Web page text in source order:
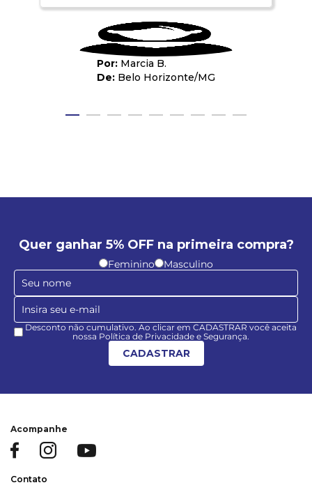
Marcia B.
Belo Horizonte/MG
Quer ganhar 5% OFF na primeira compra?
Feminino Masculino
Desconto não cumulativo. Ao clicar em CADASTRAR você aceita
nossa Política de Privacidade e Segurança.
CADASTRAR
Acompanhe
Contato